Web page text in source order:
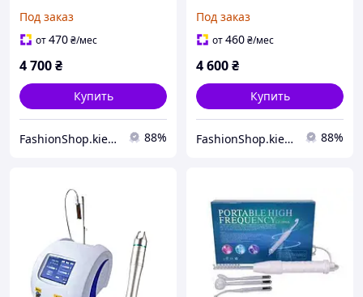
и коррекции фигуры
Под заказ
от470₴/мес
4 700₴
Купить
FashionShop.kiev.ua - Материалы для красоты 88%
Под заказ
от460₴/мес
4 600₴
Купить
FashionShop.kiev.ua - Материалы для красоты 88%